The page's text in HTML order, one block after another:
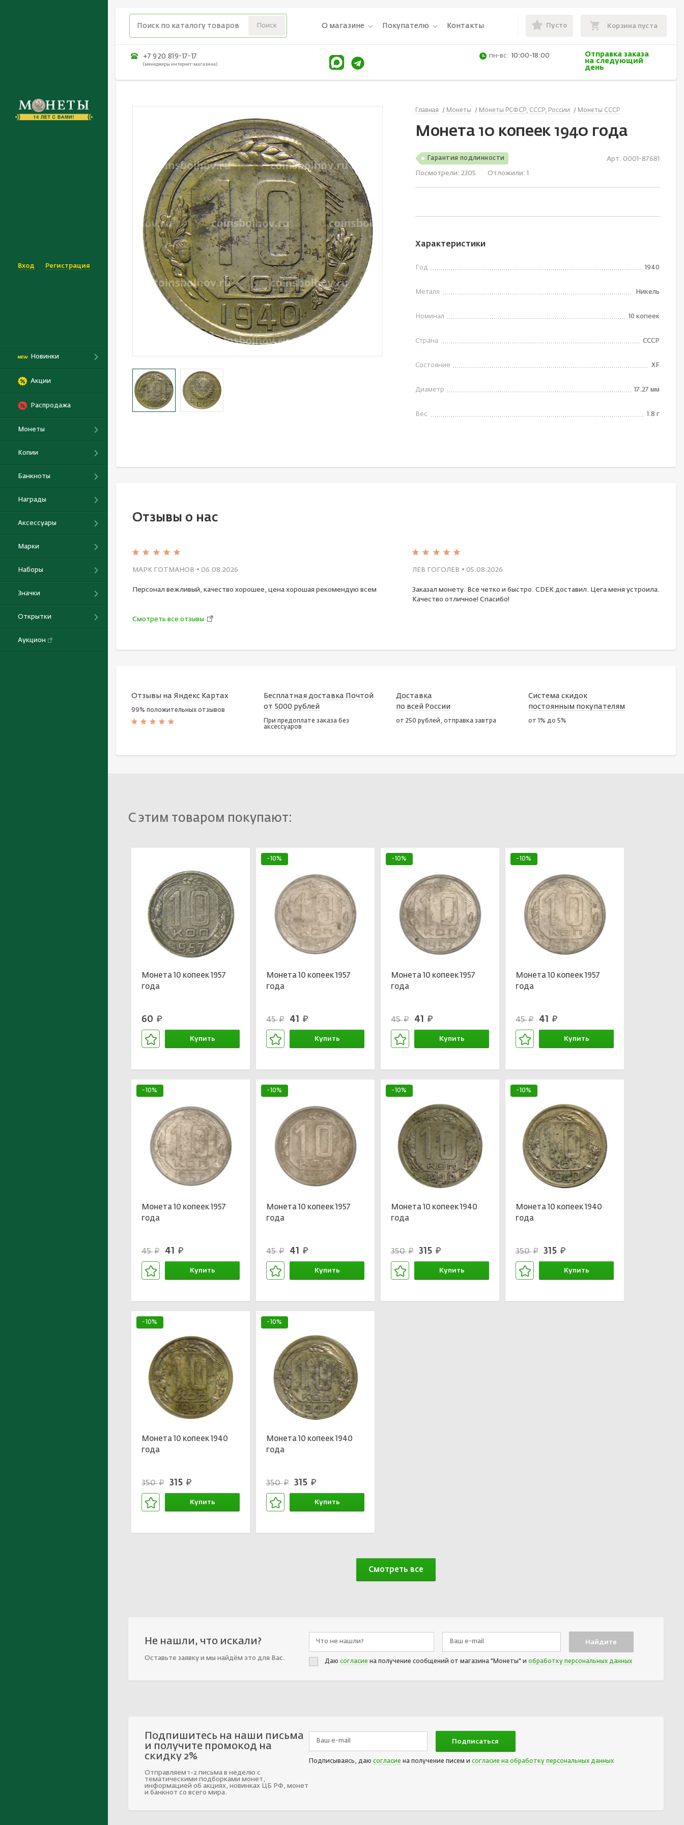
Вход Регистрация
Новинки
Акции
Распродажа
Монеты
Копии
Банкноты
Награды
Аксессуары
Марки
Наборы
Значки
Открытки
Аукцион
О магазине Покупателю Контакты Пусто Корзина пуста
+7 920 819-17-17
(менеджеры интернет-магазина)
пн-вс: 10:00-18:00
Отправка заказа
на следующий
день
Главная Монеты Монеты РСФСР, СССР, России Монеты СССР
Монета 10 копеек 1940 года
Гарантия подлинности Арт. 0001-87681
Посмотрели: 2305 Отложили:
Характеристики
Год 1940
Металл Никель
Номинал 10 копеек
Страна СССР
Состояние XF
Диаметр 17.27 мм
Вес 1.8 г
Отзывы о нас
МАРК ГОТМАНОВ • 06.08.2026
Персонал вежливый, качество хорошее, цена хорошая рекомендую всем
ЛЕВ ГОГОЛЕВ • 05.08.2026
Заказал монету. Все четко и быстро. CDEK доставил. Цега меня устроила.
Качество отличное! Спасибо!
Смотреть все отзывы
Отзывы на Яндекс Картах
99% положительных отзывов
Бесплатная доставка Почтой
от 5000 рублей
При предоплате заказа без
аксессуаров
Доставка
по всей России
от 250 рублей, отправка завтра
Система скидок
постоянным покупателям
от 1% до 5%
С этим товаром покупают:
Монета 10 копеек 1957
года
60 руб.
Купить
-10%
Монета 10 копеек 1957
года
45руб. 41 руб.
Купить
-10%
Монета 10 копеек 1957
года
45руб. 41 руб.
Купить
-10%
Монета 10 копеек 1957
года
45руб. 41 руб.
Купить
-10%
Монета 10 копеек 1957
года
45руб. 41 руб.
Купить
-10%
Монета 10 копеек 1957
года
45руб. 41 руб.
Купить
-10%
Монета 10 копеек 1940
года
350руб. 315 руб.
Купить
-10%
Монета 10 копеек 1940
года
350руб. 315 руб.
Купить
-10%
Монета 10 копеек 1940
года
350руб. 315 руб.
Купить
-10%
Монета 10 копеек 1940
года
350руб. 315 руб.
Купить
Смотреть все
Не нашли, что искали?
Оставьте заявку и мы найдём это для Вас.
Даю согласие на получение сообщений от магазина "Монеты" и обработку персональных данных
Подпишитесь на наши письма
и получите промокод на
скидку 2%
Отправляем 1-2 письма в неделю с
тематическими подборками монет,
информацией об акциях, новинках ЦБ РФ, монет
и банкнот со всего мира.
Подписываясь, даю согласие на получение писем и согласие на обработку персональных данных